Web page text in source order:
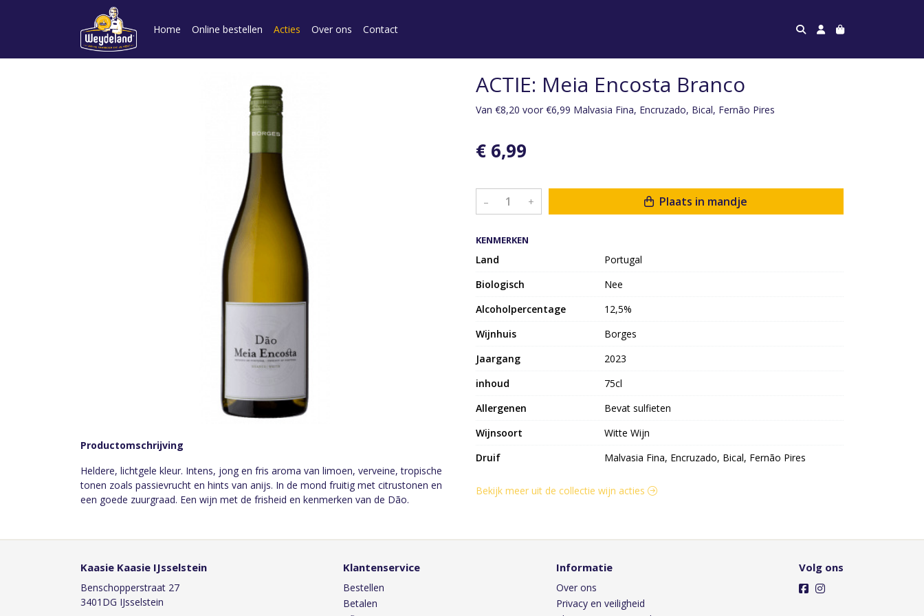
Home Online bestellen Acties Over ons Contact
Productomschrijving
Heldere, lichtgele kleur. Intens, jong en fris aroma van limoen, verveine, tropische
tonen zoals passievrucht en hints van anijs. In de mond fruitig met citrustonen en
een goede zuurgraad. Een wijn met de frisheid en kenmerken van de Dão.
ACTIE: Meia Encosta Branco
Van €8,20 voor €6,99 Malvasia Fina, Encruzado, Bical, Fernão Pires
€ 6,99
– + Plaats in mandje
KENMERKEN
Land
Portugal
Biologisch
Nee
Alcoholpercentage
12,5%
Wijnhuis
Borges
Jaargang
2023
inhoud
75cl
Allergenen
Bevat sulfieten
Wijnsoort
Witte Wijn
Druif
Malvasia Fina, Encruzado, Bical, Fernão Pires
Bekijk meer uit de collectie wijn acties
Kaasie Kaasie IJsselstein
Benschopperstraat 27
3401DG IJsselstein
Klantenservice
Bestellen
Betalen
Informatie
Over ons
Privacy en veiligheid
Volg ons